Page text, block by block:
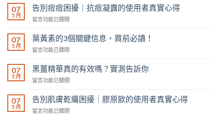
實
得〉
你〉
中
南
｜
最
新
版〉
錠
比
同
產
品
值
得
選
中
節
保
養
整
選
購
南
｜
最
新
版〉
07
5 月
告別痘痘困擾｜抗痘凝露的使用者真實心得
在
別
痘
痘
擾
｜
抗
凝
露
留言功能已關閉
07
5 月
葉黃素的3個關鍵信息，買前必讀！
在
黃
素
的
個
關
鍵
留言功能已關閉
07
5 月
黑薑精華真的有效嗎？實測告訴你
在
薑
精
華
留言功能已關閉
07
5 月
告別肌膚乾癟困擾｜膠原飲的使用者真實心得
在
留言功能已關閉